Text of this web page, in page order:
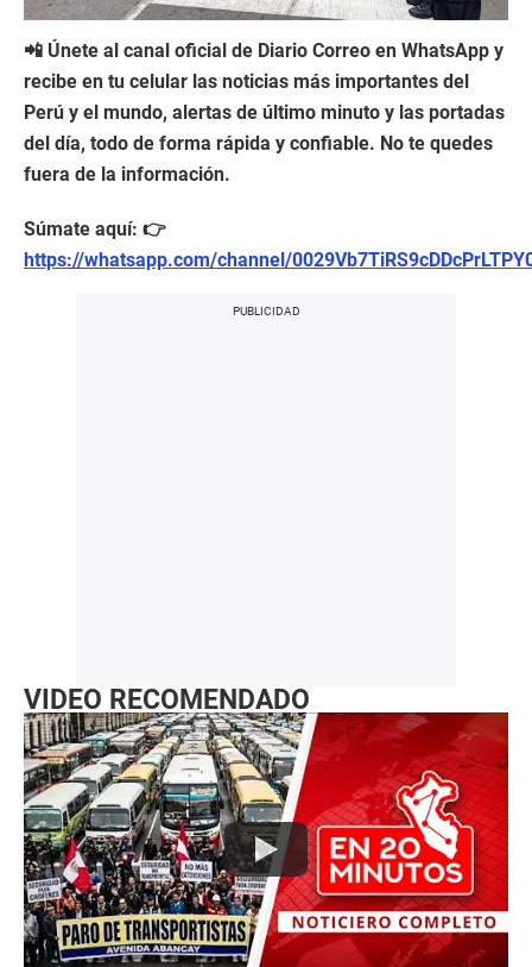
📲 Únete al canal oficial de Diario Correo en WhatsApp y
recibe en tu celular las noticias más importantes del
Perú y el mundo, alertas de último minuto y las portadas
del día, todo de forma rápida y confiable. No te quedes
fuera de la información.
Súmate aquí: 👉
https://whatsapp.com/channel/
VIDEO RECOMENDADO